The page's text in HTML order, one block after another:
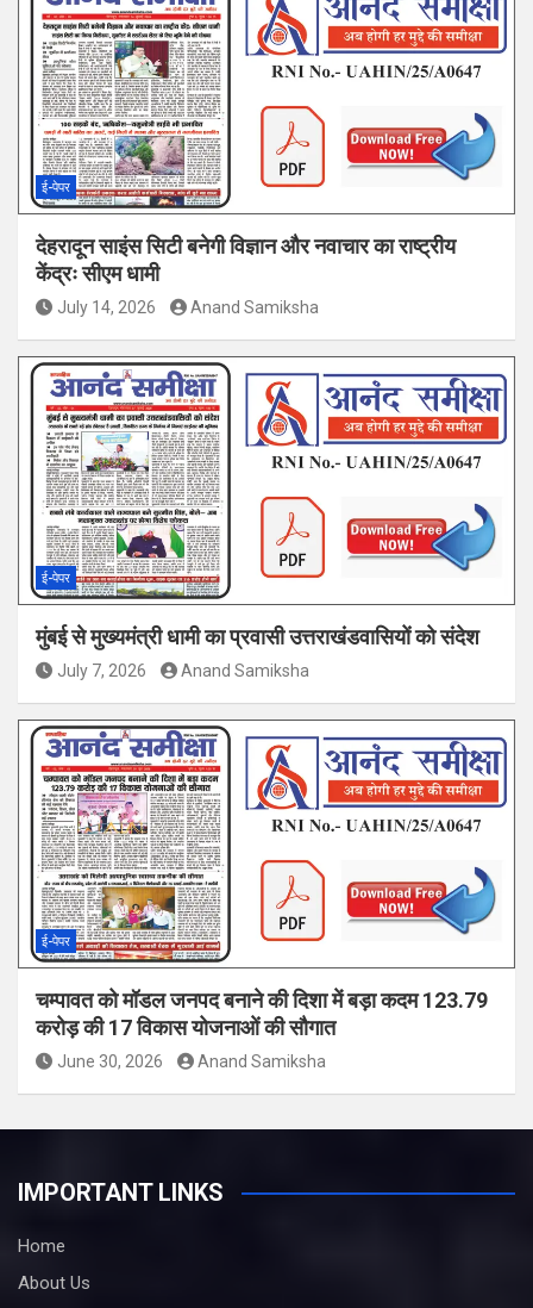
ई-पेपर
देहरादून साइंस सिटी बनेगी विज्ञान और नवाचार का राष्ट्रीय
केंद्रः सीएम धामी
July 14, 2026 Anand Samiksha
ई-पेपर
मुंबई से मुख्यमंत्री धामी का प्रवासी उत्तराखंडवासियों को संदेश
July 7, 2026 Anand Samiksha
ई-पेपर
चम्पावत को मॉडल जनपद बनाने की दिशा में बड़ा कदम 123.79
करोड़ की 17 विकास योजनाओं की सौगात
June 30, 2026 Anand Samiksha
IMPORTANT LINKS
Home
About Us